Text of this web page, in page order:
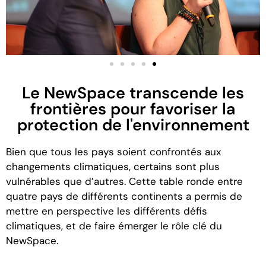
Le NewSpace transcende les
frontières pour favoriser la
protection de l'environnement
Bien que tous les pays soient confrontés aux
changements climatiques, certains sont plus
vulnérables que d’autres. Cette table ronde entre
quatre pays de différents continents a permis de
mettre en perspective les différents défis
climatiques, et de faire émerger le rôle clé du
NewSpace.